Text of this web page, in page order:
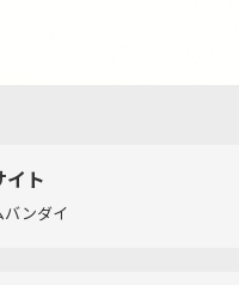
イト
バンダイ